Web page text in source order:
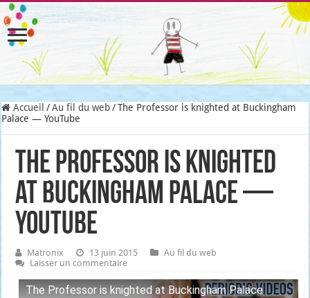
Accueil / Au fil du web / The Professor is knighted at Buckingham
Palace — YouTube
The Professor is knighted
at Buckingham Palace —
YouTube
Matronix 13 juin 2015
Au fil du web
Laisser un commentaire
The Pro­fes­sor is knigh­ted at Buckin­gham Palace